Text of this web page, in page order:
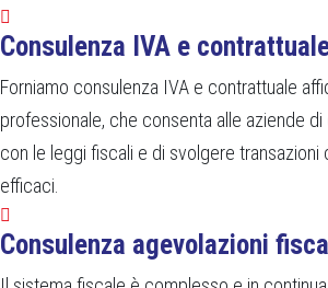
Consulenza IVA e
Forniamo consulenza IVA e contrattuale
professionale, che consenta alle aziende
con le leggi fiscali e di svolgere transazioni
efficaci.
Consulenza agevolazioni